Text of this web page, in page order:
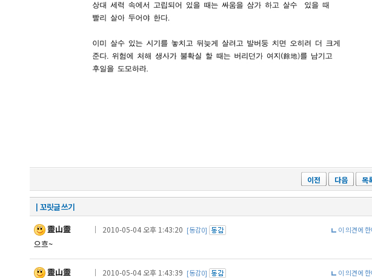
이전 다음 목
┃꼬릿글 쓰기
靈山靈
｜ 2010-05-04 오후 1:43:20 [동감0] 이 의견에
으흐~
靈山靈 ｜ 2010-05-04 오후 1:43:39 [동감0] 이 의견에